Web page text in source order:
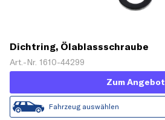
Dichtring, Ölablassschraube
Art.-Nr. 1610-44299
Zum Angebot
Fahrzeug auswählen